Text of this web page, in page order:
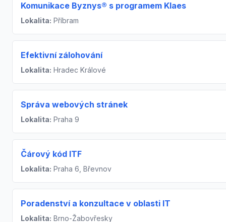
Komunikace Byznys® s programem Klaes
Lokalita: Příbram
Efektivní zálohování
Lokalita: Hradec Králové
Správa webových stránek
Lokalita: Praha 9
Čárový kód ITF
Lokalita: Praha 6, Břevnov
Poradenství a konzultace v oblasti IT
Lokalita: Brno-Žabovřesky